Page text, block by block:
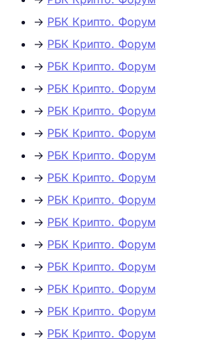
→ РБК Крипто. Форум
→ РБК Крипто. Форум
→ РБК Крипто. Форум
→ РБК Крипто. Форум
→ РБК Крипто. Форум
→ РБК Крипто. Форум
→ РБК Крипто. Форум
→ РБК Крипто. Форум
→ РБК Крипто. Форум
→ РБК Крипто. Форум
→ РБК Крипто. Форум
→ РБК Крипто. Форум
→ РБК Крипто. Форум
→ РБК Крипто. Форум
→ РБК Крипто. Форум